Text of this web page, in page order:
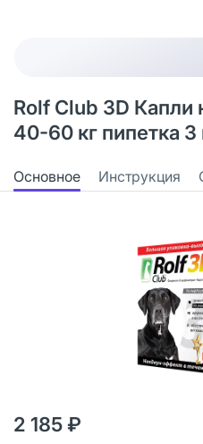
Rolf Club 3D Капли
40-60 кг пипетка
Основное Инструкция
2 185 ₽